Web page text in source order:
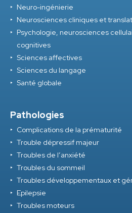
Neuro-ingénierie
Neurosciences cliniques et
Psychologie, neurosciences
cognitives
Sciences affectives
Sciences du langage
Santé globale
Pathologies
Complications de la prématurité
Trouble dépressif majeur
Troubles de l’anxiété
Troubles du sommeil
Troubles développementaux et
Epilepsie
Troubles moteurs